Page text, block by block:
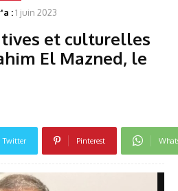
:1 juin 2023
et culturelles
El Mazned, le
Twitter Pinterest